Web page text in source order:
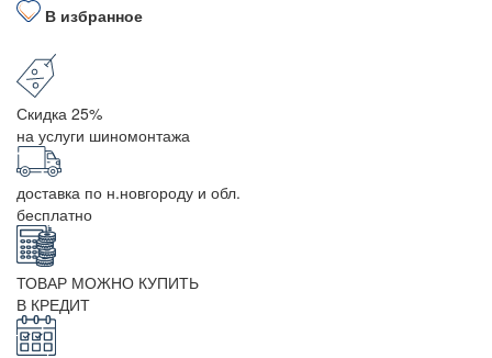
В избранное
Скидка 25%
на услуги шиномонтажа
доставка по н.новгороду и обл.
бесплатно
ТОВАР МОЖНО КУПИТЬ
В КРЕДИТ